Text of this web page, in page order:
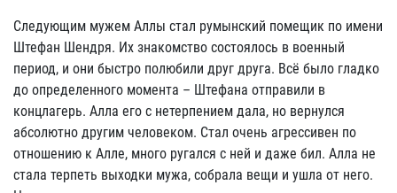
Следующим мужем Аллы стал румынский помещик по имени
Штефан Шендря. Их знакомство состоялось в военный
период, и они быстро полюбили друг друга. Всё было гладко
до определенного момента – Штефана отправили в
концлагерь. Алла его с нетерпением дала, но вернулся
абсолютно другим человеком. Стал очень агрессивен по
отношению к Алле, много ругался с ней и даже бил. Алла не
стала терпеть выходки мужа, собрала вещи и ушла от него.